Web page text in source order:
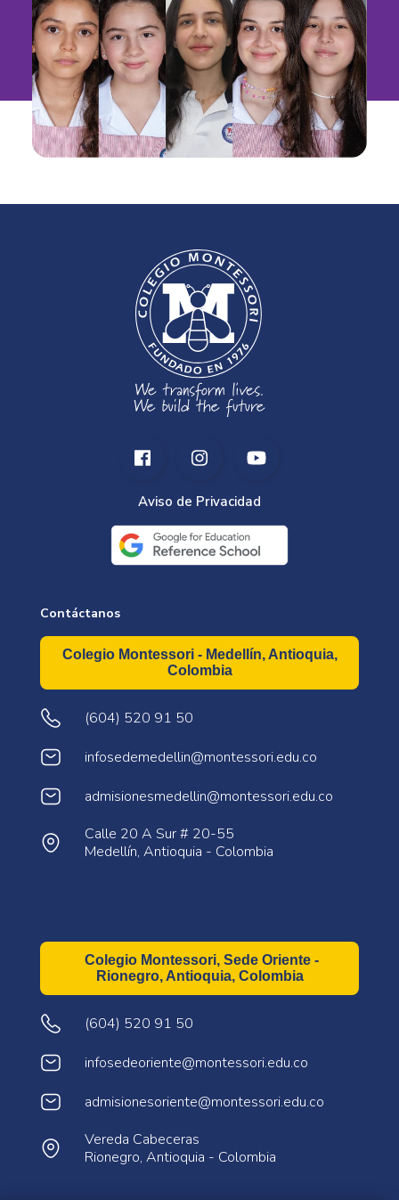
Aviso de Privacidad
Contáctanos
Colegio Montessori - Medellín, Antioquia,
Colombia
(604) 520 91 50
infosedemedellin@montessori.edu.co
admisionesmedellin@montessori.edu.co
Calle 20 A Sur # 20-55
Medellín, Antioquia - Colombia
Colegio Montessori, Sede Oriente -
Rionegro, Antioquia, Colombia
(604) 520 91 50
infosedeoriente@montessori.edu.co
admisionesoriente@montessori.edu.co
Vereda Cabeceras
Rionegro, Antioquia - Colombia